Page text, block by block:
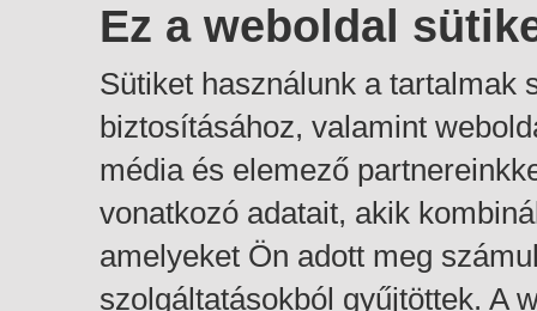
Ez a weboldal
Sütiket használunk a tartalmak
biztosításához, valamint
média és elemező
vonatkozó adatait, akik
amelyeket Ön adott meg
szolgáltatásokból gyűjtöttek. A